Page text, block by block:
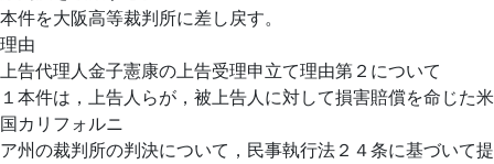
本件を大阪高等裁判所に差し戻す。
理由
上告代理人金子憲康の上告受理申立て理由第２について
１本件は，上告人らが，被上告人に対して損害賠償を命じた米
国カリフォルニ
ア州の裁判所の判決について，民事執行法２４条に基づいて提